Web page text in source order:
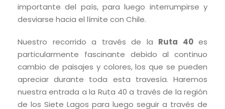
importante del país, para luego interrumpirse y
desviarse hacia el límite con Chile.
Nuestro recorrido a través de la Ruta 40es
particularmente fascinante debido al continuo
cambio de paisajes y colores, los que se pueden
apreciar durante toda esta travesía. Haremos
nuestra entrada a la Ruta 40 a través de la región
de los Siete Lagos para luego seguir a través de